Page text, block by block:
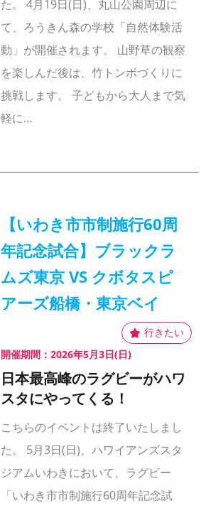
た。 4月19日(日)、丸山公園周辺に
て、ろうきん森の学校「自然体験活
動」が開催されます。 山野草の観察
を楽しんだ後は、竹トンボづくりに
挑戦します。 子どもから大人まで気
軽に…
【いわき市市制施行60周
年記念試合】ブラックラ
ムズ東京 VS クボタスピ
アーズ船橋・東京ベイ
開催期間：2026年5月3日(日)
日本最高峰のラグビーがハワ
スタにやってくる！
こちらのイベントは終了いたしまし
た。 5月3日(日)、ハワイアンズスタ
ジアムいわきにおいて、ラグビー
「いわき市市制施行60周年記念試